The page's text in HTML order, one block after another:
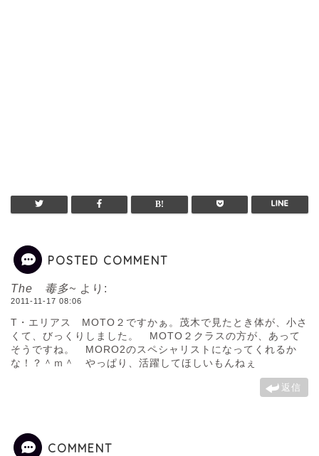
POSTED COMMENT
The 毒多~ より:
2011-11-17 08:06
T・エリアス MOTO２ですかぁ。茂木で見たとき体が、小さ
くて、びっくりしました。 MOTO２クラスの方が、あって
そうですね。 MORO2のスペシャリストになってくれるか
な！？＾ｍ＾ やっぱり、活躍してほしいもんねぇ
返信
COMMENT